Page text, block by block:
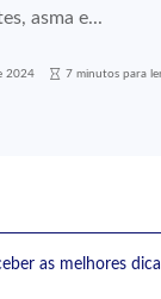
asma e...
2024 7 minutos para
as melhores